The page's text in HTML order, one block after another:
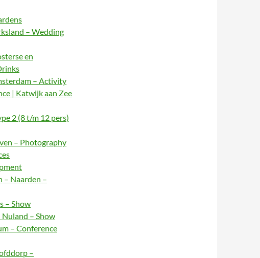
– Wedding
en
– Activity
| Katwijk aan Zee
2 (8 t/m 12 pers)
– Photography
– Naarden –
– Show
Nuland – Show
– Conference
–